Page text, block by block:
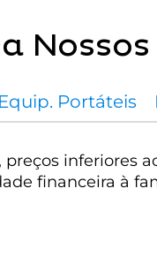
Equip. Portáteis
inferiores
financeira à